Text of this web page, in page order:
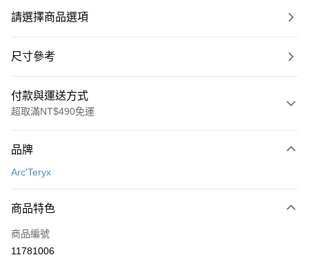
請選擇商品選項
尺寸參考
付款與運送方式
超取滿NT$490免運
信用卡一次付款
3 期 0 利率 每期
合作金庫商業銀行
上海商業儲蓄銀行
超商取貨付款
LINE Pay
品牌
Arc'Teryx
商品特色
商品編號
11781006